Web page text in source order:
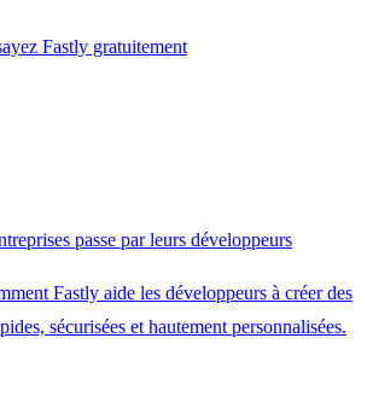
Fastly gratuitement
passe par leurs développeurs
Fastly aide les développeurs à créer des
sécurisées et hautement personnalisées.